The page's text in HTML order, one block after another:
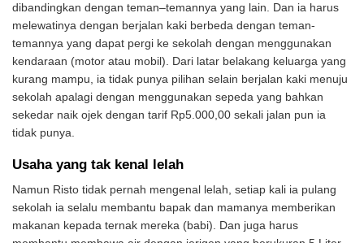
dibandingkan dengan teman–temannya yang lain. Dan ia harus
melewatinya dengan berjalan kaki berbeda dengan teman-
temannya yang dapat pergi ke sekolah dengan menggunakan
kendaraan (motor atau mobil). Dari latar belakang keluarga yang
kurang mampu, ia tidak punya pilihan selain berjalan kaki menuju
sekolah apalagi dengan menggunakan sepeda yang bahkan
sekedar naik ojek dengan tarif Rp5.000,00 sekali jalan pun ia
tidak punya.
Usaha yang tak kenal lelah
Namun Risto tidak pernah mengenal lelah, setiap kali ia pulang
sekolah ia selalu membantu bapak dan mamanya memberikan
makanan kepada ternak mereka (babi). Dan juga harus